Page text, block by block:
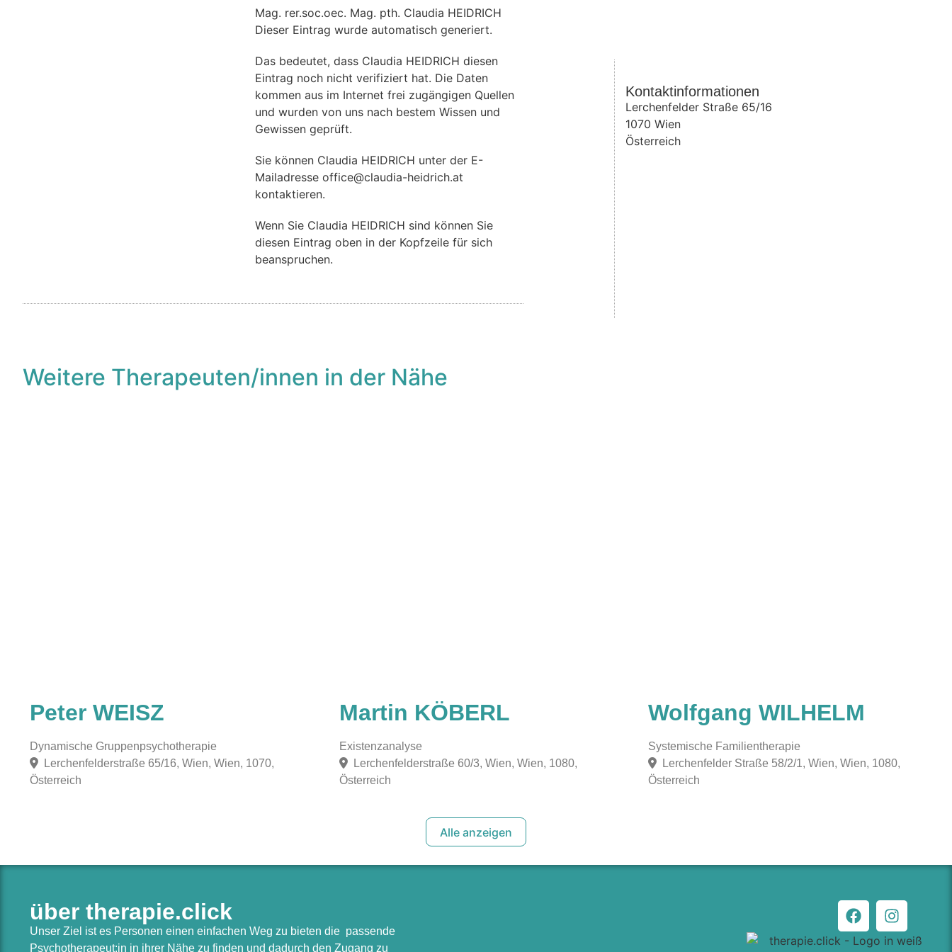
Mag. rer.soc.oec. Mag. pth. Claudia HEIDRICH
Dieser Eintrag wurde automatisch generiert.
Das bedeutet, dass Claudia HEIDRICH diesen
Eintrag noch nicht verifiziert hat. Die Daten
kommen aus im Internet frei zugängigen Quellen
und wurden von uns nach bestem Wissen und
Gewissen geprüft.
Sie können Claudia HEIDRICH unter der E-
Mailadresse office@claudia-heidrich.at
kontaktieren.
Wenn Sie Claudia HEIDRICH sind können Sie
diesen Eintrag oben in der Kopfzeile für sich
beanspruchen.
Kontaktinformationen
Lerchenfelder Straße 65/16
1070 Wien
Österreich
Weitere Therapeuten/innen in der Nähe
Peter WEISZ
Dynamische Gruppenpsychotherapie
Lerchenfelderstraße 65/16, Wien, Wien, 1070,
Österreich
Martin KÖBERL
Existenzanalyse
Lerchenfelderstraße 60/3, Wien, Wien, 1080,
Österreich
Wolfgang WILHELM
Systemische Familientherapie
Lerchenfelder Straße 58/2/1, Wien, Wien, 1080,
Österreich
Alle anzeigen
über therapie.click
Unser Ziel ist es Personen einen einfachen Weg zu bieten die passende
Psychotherapeut:in in ihrer Nähe zu finden und dadurch den Zugang zu